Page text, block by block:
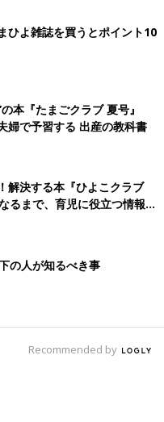
いストライプ柄シャ
ひよ雑誌を買うとポイント10
本『たまごクラブ 夏号』
婦で予習する 出産の教科書
解決する本『ひよこクラブ
まで、育児に役立つ情報が
の人が知るべき事
Recommended by